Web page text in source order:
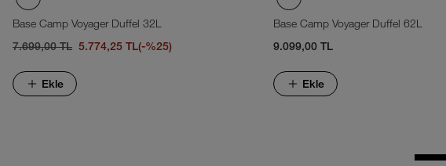
Base Camp Voyager Duffel 32L
7.699,00 TL 5.774,25 TL(-%25)
Ekle
Base Camp Voyager Duffel 62L
9.099,00 TL
Ekle